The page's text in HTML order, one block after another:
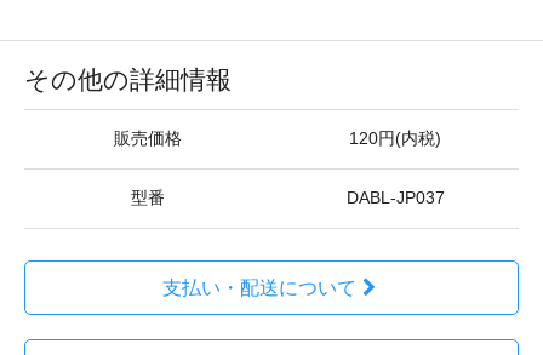
その他の詳細情報
販売価格 120円(内税)
型番 DABL-JP037
支払い・配送について